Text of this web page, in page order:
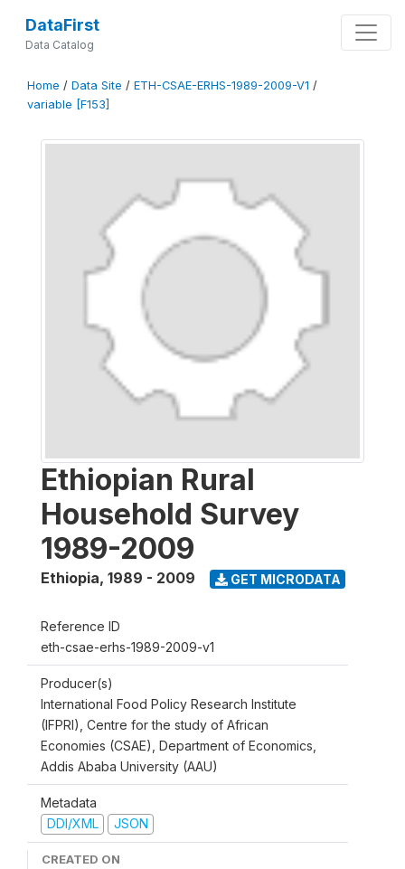
DataFirst
Data Catalog
Home / Data Site / ETH-CSAE-ERHS-1989-2009-V1 /
variable [F153]
Ethiopian Rural
Household Survey
1989-2009
Ethiopia, 1989 - 2009 GET MICRODATA
Reference ID
eth-csae-erhs-1989-2009-v1
Producer(s)
International Food Policy Research Institute
(IFPRI), Centre for the study of African
Economies (CSAE), Department of Economics,
Addis Ababa University (AAU)
Metadata
DDI/XML
JSON
CREATED ON